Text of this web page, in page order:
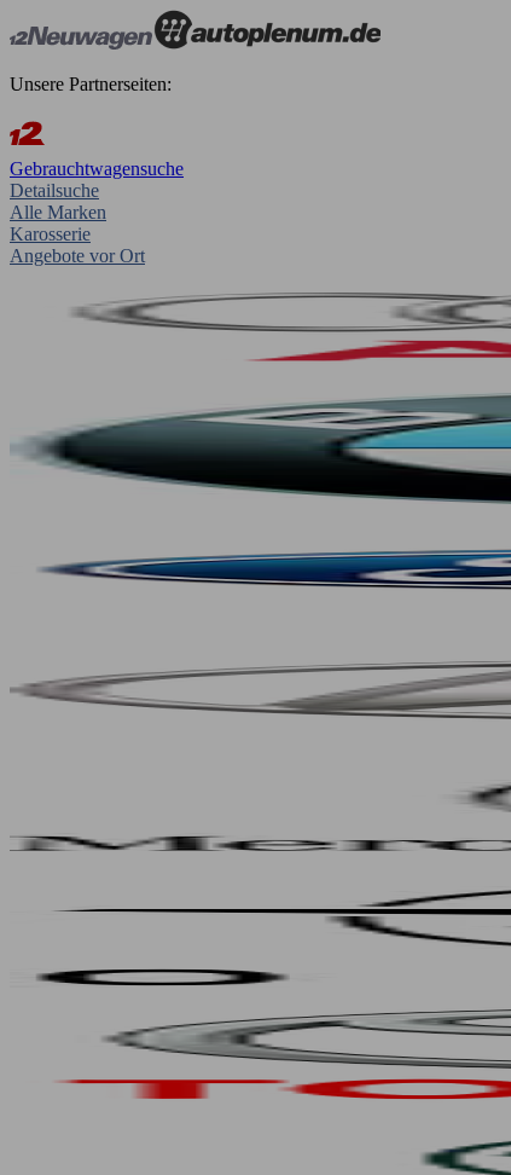
Unsere Partnerseiten:
Gebrauchtwagensuche
Detailsuche
Alle Marken
Karosserie
Angebote vor Ort